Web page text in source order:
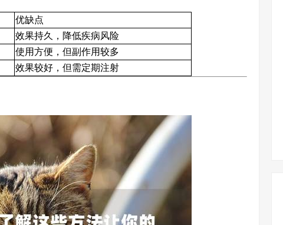
优缺点
效果持久，降低疾病风险
使用方便，但副作用较多
效果较好，但需定期注射